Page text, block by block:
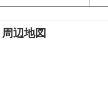
辺地図